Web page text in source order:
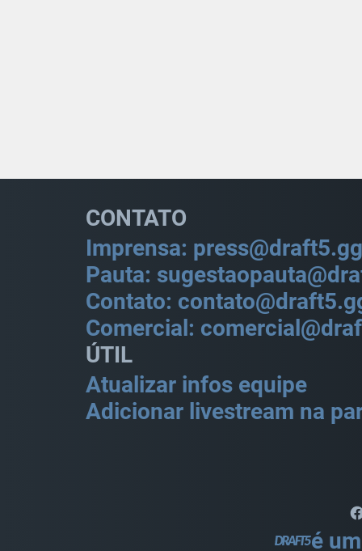
CONTATO
Imprensa: press@draft5.gg
Pauta:
Contato:
Comercial:
ÚTIL
Atualizar infos equipe
Adicionar livestream na
é